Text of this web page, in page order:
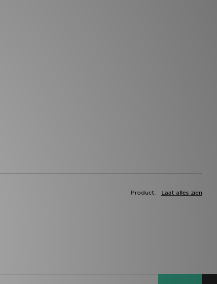
Laat alles zien
Product: